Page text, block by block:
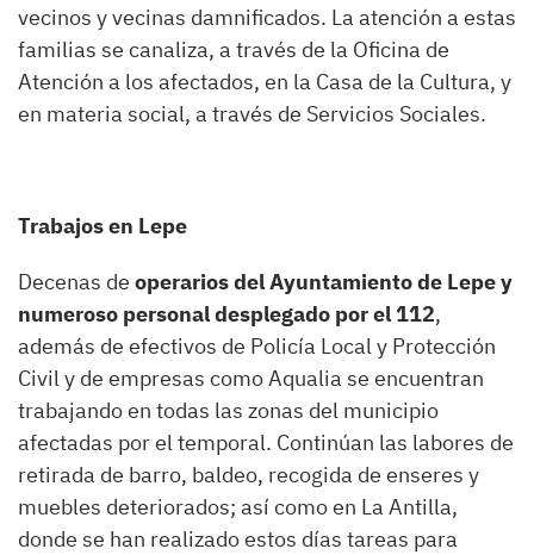
vecinos y vecinas damnificados. La atención a estas
familias se canaliza, a través de la Oficina de
Atención a los afectados, en la Casa de la Cultura, y
en materia social, a través de Servicios Sociales.
Trabajos en Lepe
Decenas de operarios del Ayuntamiento de Lepe y
numeroso personal desplegado por el 112,
además de efectivos de Policía Local y Protección
Civil y de empresas como Aqualia se encuentran
trabajando en todas las zonas del municipio
afectadas por el temporal. Continúan las labores de
retirada de barro, baldeo, recogida de enseres y
muebles deteriorados; así como en La Antilla,
donde se han realizado estos días tareas para